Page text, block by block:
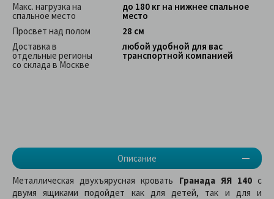
Описание
Макс. нагрузка на
спальное место
до 180 кг на нижнее спальное
место
Просвет над полом
28 см
Доставка в
отдельные регионы
со склада в Москве
любой удобной для вас
транспортной компанией
Металлическая двухъярусная кровать Гранада ЯЯ 140с
двумя ящиками подойдет как для детей, так и для и